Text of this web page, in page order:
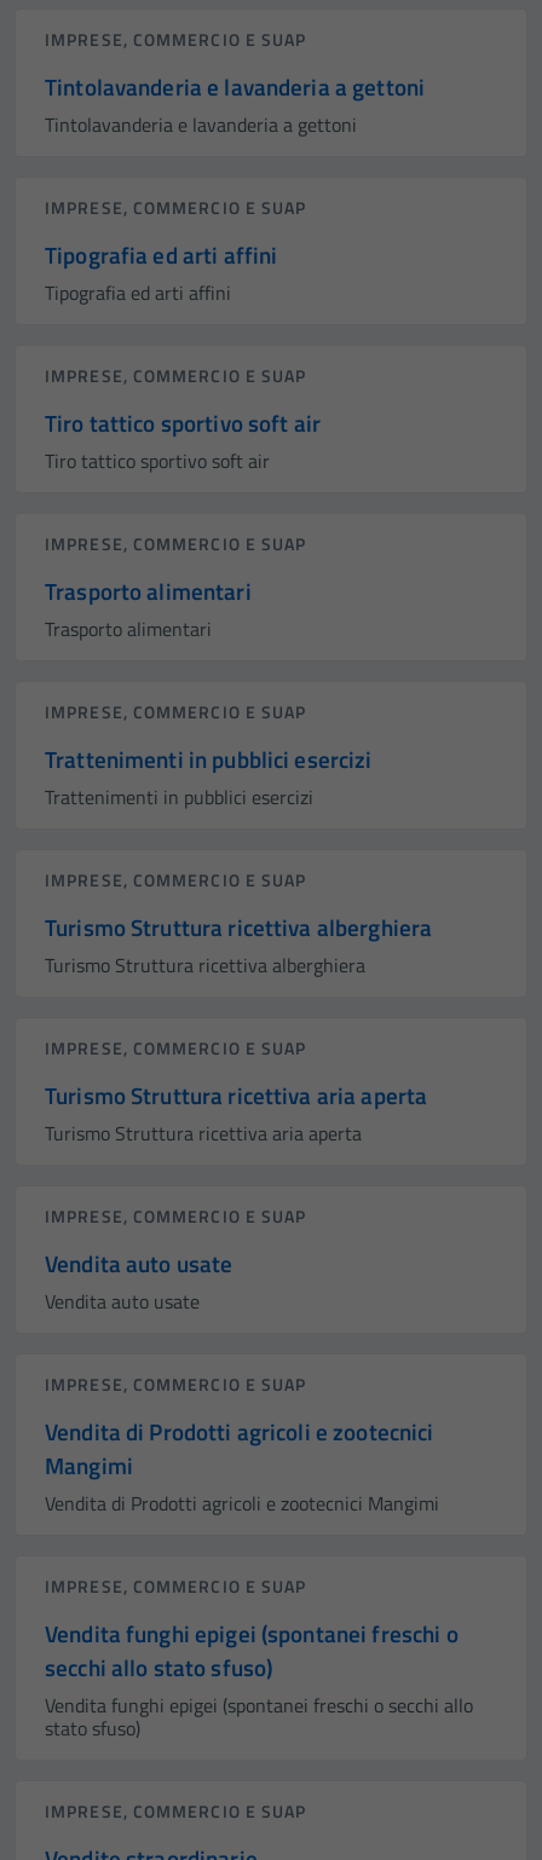
IMPRESE, COMMERCIO E SUAP
Tintolavanderia e lavanderia a gettoni
Tintolavanderia e lavanderia a gettoni
IMPRESE, COMMERCIO E SUAP
Tipografia ed arti affini
Tipografia ed arti affini
IMPRESE, COMMERCIO E SUAP
Tiro tattico sportivo soft air
Tiro tattico sportivo soft air
IMPRESE, COMMERCIO E SUAP
Trasporto alimentari
Trasporto alimentari
IMPRESE, COMMERCIO E SUAP
Trattenimenti in pubblici esercizi
Trattenimenti in pubblici esercizi
IMPRESE, COMMERCIO E SUAP
Turismo Struttura ricettiva alberghiera
Turismo Struttura ricettiva alberghiera
IMPRESE, COMMERCIO E SUAP
Turismo Struttura ricettiva aria aperta
Turismo Struttura ricettiva aria aperta
IMPRESE, COMMERCIO E SUAP
Vendita auto usate
Vendita auto usate
IMPRESE, COMMERCIO E SUAP
Vendita di Prodotti agricoli e zootecnici
Mangimi
Vendita di Prodotti agricoli e zootecnici Mangimi
IMPRESE, COMMERCIO E SUAP
Vendita funghi epigei (spontanei freschi o
secchi allo stato sfuso)
Vendita funghi epigei (spontanei freschi o secchi allo
stato sfuso)
IMPRESE, COMMERCIO E SUAP